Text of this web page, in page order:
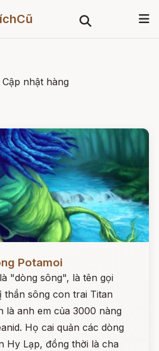
Cập nhật hàng
Potamoi
"dòng sông", là tên gọi
thần sông con trai Titan
là anh em của 3000 nàng
Họ cai quản các dòng
Hy Lạp, đồng thời là cha